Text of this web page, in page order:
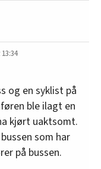
og en syklist på
ble ilagt en
kjørt uaktsomt.
som har
på bussen.